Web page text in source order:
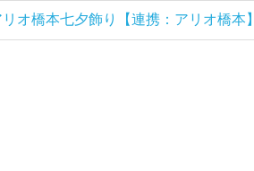
リオ橋本七夕飾り【連携：アリオ橋本】